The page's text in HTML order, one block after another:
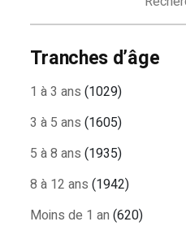
Tranches d’âge
1 à 3 ans (1029)
3 à 5 ans (1605)
5 à 8 ans (1935)
8 à 12 ans (1942)
Moins de 1 an (620)